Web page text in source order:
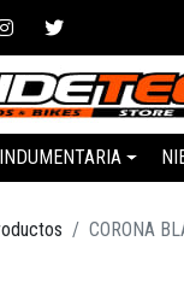
INDUMENTARIA
CORONA